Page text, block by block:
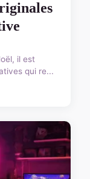
il est
qui re...